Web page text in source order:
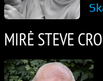
MIRĖ STEVE